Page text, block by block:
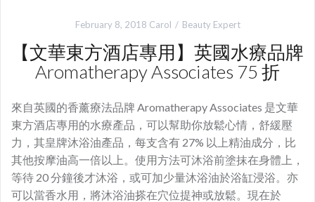
February 8, 2018 Carol Beauty Expert
【文華東方酒店專用】英國水療品牌
Aromatherapy Associates 75 折
來自英國的香薰療法品牌 Aromatherapy Associates 是文華
東方酒店專用的水療產品，可以幫助你放鬆心情，舒緩壓
力，其皇牌沐浴油產品，每支含有 27% 以上精油成分，比
其他按摩油高一倍以上。使用方法可沐浴前塗抹在身體上，
等待 20 分鐘後才沐浴，或可加少量沐浴油於浴缸浸浴。亦
可以當香水用，將沐浴油搽在穴位提神或放鬆。現在於